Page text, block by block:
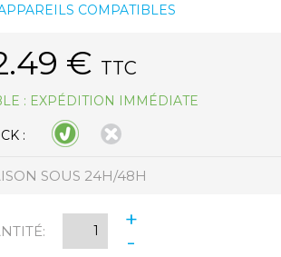
COMPATIBLES
€ TTC
:
: EXPÉDITION IMMÉDIATE
SOUS 24H/48H
+
-